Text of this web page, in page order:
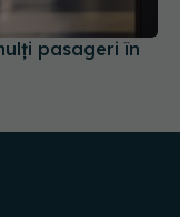
pasageri în